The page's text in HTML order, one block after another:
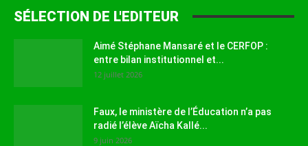
SÉLECTION DE L'EDITEUR
Aimé Stéphane Mansaré et le CERFOP :
entre bilan institutionnel et...
12 juillet 2026
Faux, le ministère de l’Éducation n’a pas
radié l’élève Aïcha Kallé...
9 juin 2026